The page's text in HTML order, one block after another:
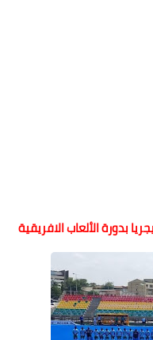
بدورة الألعاب الافريقية